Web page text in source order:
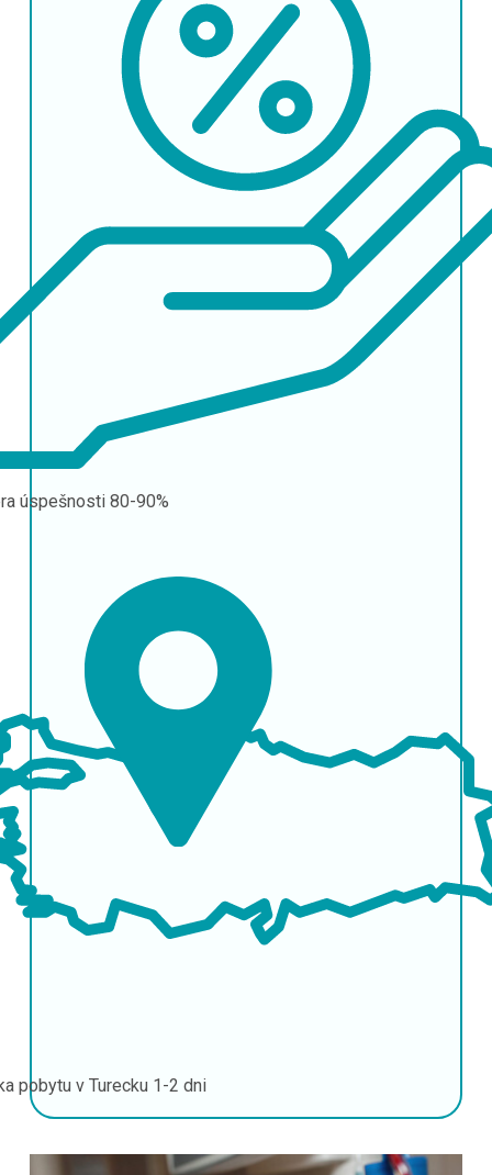
úspešnosti 80-90%
pobytu v Turecku 1-2 dni